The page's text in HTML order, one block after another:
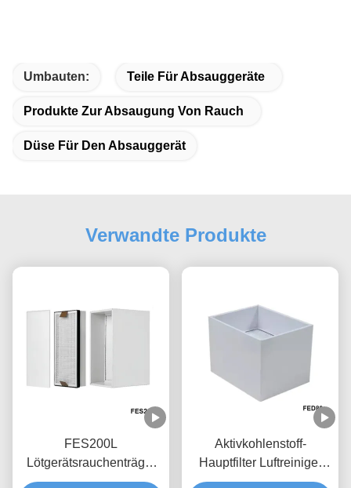
Umbauten: Teile Für Absauggeräte
Produkte Zur Absaugung Von Rauch
Düse Für Den Absauggerät
Verwandte Produkte
FES200L
Lötgerätsrauchenträger
Zubehör Ersatzfilter Set
Aktivkohlenstoff-
Hauptfilter Luftreiniger
Filter für FED80